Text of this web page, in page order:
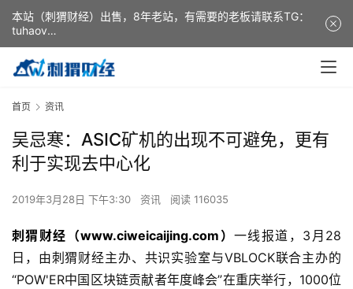
首页 资讯
吴忌寒：ASIC矿机的出现不可避免，更有
利于实现去中心化
2019年3月28日 下午3:30 资讯 阅读 116035
刺猬财经（www.ciweicaijing.com） 一线报道，3月28
日，由刺猬财经主办、共识实验室与VBLOCK联合主办的
“POW'ER中国区块链贡献者年度峰会”在重庆举行，1000位
本站（刺猬财经）出售，8年老站，有需要的老板请联系TG：
tuhaov
This website (ciweicaijing) is for sale. It is a 8-year-old
website. If you need it, please contact TG: tuhaov